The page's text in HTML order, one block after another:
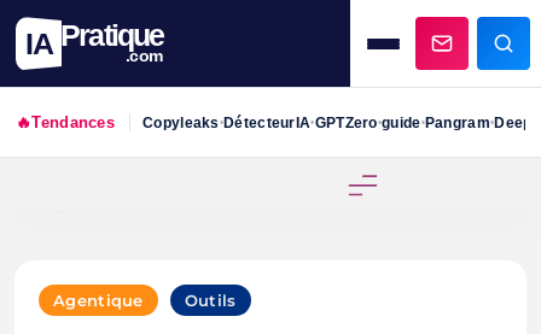
IA Pratique
.com
🔥Tendances Copyleaks •DétecteurIA•GPTZero•guide•Pangram•
Agentique Outils